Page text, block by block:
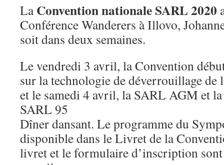
LaConvention nationale SARL 2020
Conférence Wanderers à Illovo,
soit dans deux semaines.
Le vendredi 3 avril, la Convention
sur la technologie de déverrouillage de
et le samedi 4 avril, la SARL AGM et
SARL 95
Dîner dansant. Le programme du
disponible dans le Livret de la
livret et le formulaire d’inscription